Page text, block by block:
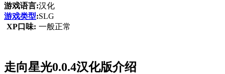
游戏语言:汉化
游戏类型:SLG
XP口味: 一般正常
走向星光0.0.4汉化版介绍